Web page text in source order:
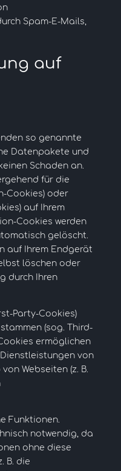
Spam-E-Mails,
auf
so genannte
Datenpakete und
Schaden an.
für die
Cookies) oder
auf Ihrem
Cookies werden
gelöscht.
auf Ihrem Endgerät
löschen oder
durch Ihren
Party-Cookies)
(sog. Third-
ermöglichen
von
Webseiten (z. B.
Funktionen.
notwendig, da
ohne diese
B. die